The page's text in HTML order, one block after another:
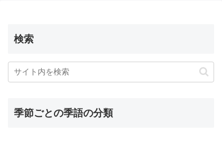
検索
季節ごとの季語の分類